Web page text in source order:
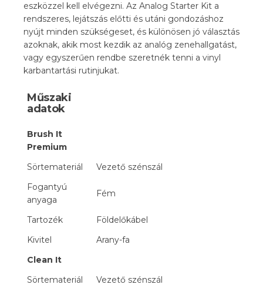
eszközzel kell elvégezni. Az Analog Starter Kit a
rendszeres, lejátszás előtti és utáni gondozáshoz
nyújt minden szükségeset, és különösen jó választás
azoknak, akik most kezdik az analóg zenehallgatást,
vagy egyszerűen rendbe szeretnék tenni a vinyl
karbantartási rutinjukat.
Műszaki
adatok
Brush It
Premium
Sörtemateriál
Vezető szénszál
Fogantyú
anyaga
Fém
Tartozék
Földelőkábel
Kivitel
Arany-fa
Clean It
Sörtemateriál
Vezető szénszál